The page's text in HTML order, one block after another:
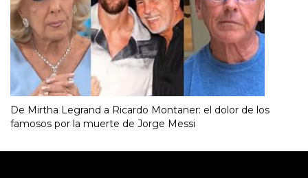
De Mirtha Legrand a Ricardo Montaner: el dolor de los
famosos por la muerte de Jorge Messi